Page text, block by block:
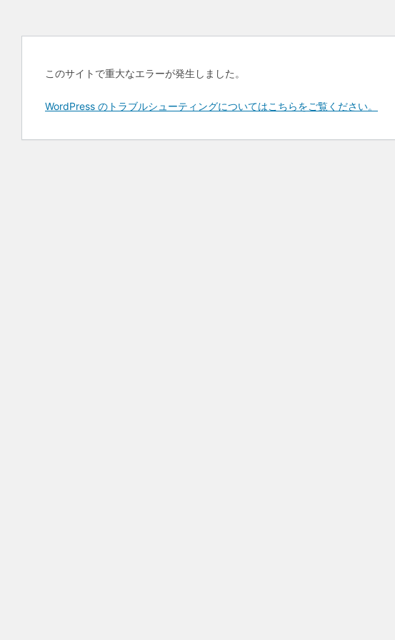
このサイトで重大なエラーが発生しました。
WordPress のトラブルシューティングについてはこちらをご覧ください。